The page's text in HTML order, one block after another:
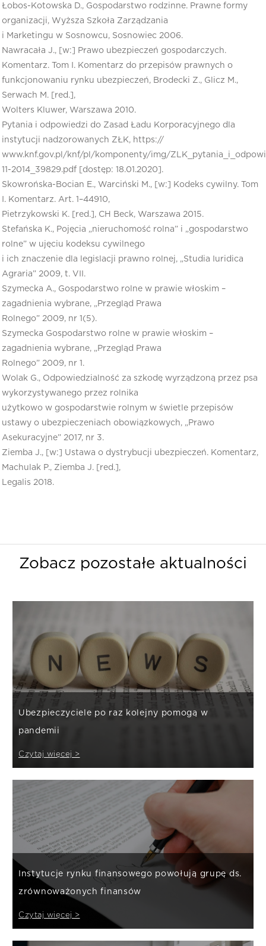
Łobos-Kotowska D., Gospodarstwo rodzinne. Prawne formy
organizacji, Wyższa Szkoła Zarządzania
i Marketingu w Sosnowcu, Sosnowiec 2006.
Nawracała J., [w:] Prawo ubezpieczeń gospodarczych.
Komentarz. Tom I. Komentarz do przepisów prawnych o
funkcjonowaniu rynku ubezpieczeń, Brodecki Z., Glicz M.,
Serwach M. [red.],
Wolters Kluwer, Warszawa 2010.
Pytania i odpowiedzi do Zasad Ładu Korporacyjnego dla
instytucji nadzorowanych ZŁK, https://
www.knf.gov.pl/knf/pl/komponenty/img/
11-2014_39829.pdf [dostęp: 18.01.2020].
Skowrońska-Bocian E., Warciński M., [w:] Kodeks cywilny. Tom
I. Komentarz. Art. 1–44910,
Pietrzykowski K. [red.], CH Beck, Warszawa 2015.
Stefańska K., Pojęcia „nieruchomość rolna” i „gospodarstwo
rolne” w ujęciu kodeksu cywilnego
i ich znaczenie dla legislacji prawno rolnej, „Studia Iuridica
Agraria” 2009, t. VII.
Szymecka A., Gospodarstwo rolne w prawie włoskim –
zagadnienia wybrane, „Przegląd Prawa
Rolnego” 2009, nr 1(5).
Szymecka Gospodarstwo rolne w prawie włoskim –
zagadnienia wybrane, „Przegląd Prawa
Rolnego” 2009, nr 1.
Wolak G., Odpowiedzialność za szkodę wyrządzoną przez psa
wykorzystywanego przez rolnika
użytkowo w gospodarstwie rolnym w świetle przepisów
ustawy o ubezpieczeniach obowiązkowych, „Prawo
Asekuracyjne” 2017, nr 3.
Ziemba J., [w:] Ustawa o dystrybucji ubezpieczeń. Komentarz,
Machulak P., Ziemba J. [red.],
Legalis 2018.
Zobacz pozostałe aktualności
Ubezpieczyciele po raz kolejny pomogą w
pandemii
Czytaj więcej >
Instytucje rynku finansowego powołują grupę ds.
zrównoważonych finansów
Czytaj więcej >